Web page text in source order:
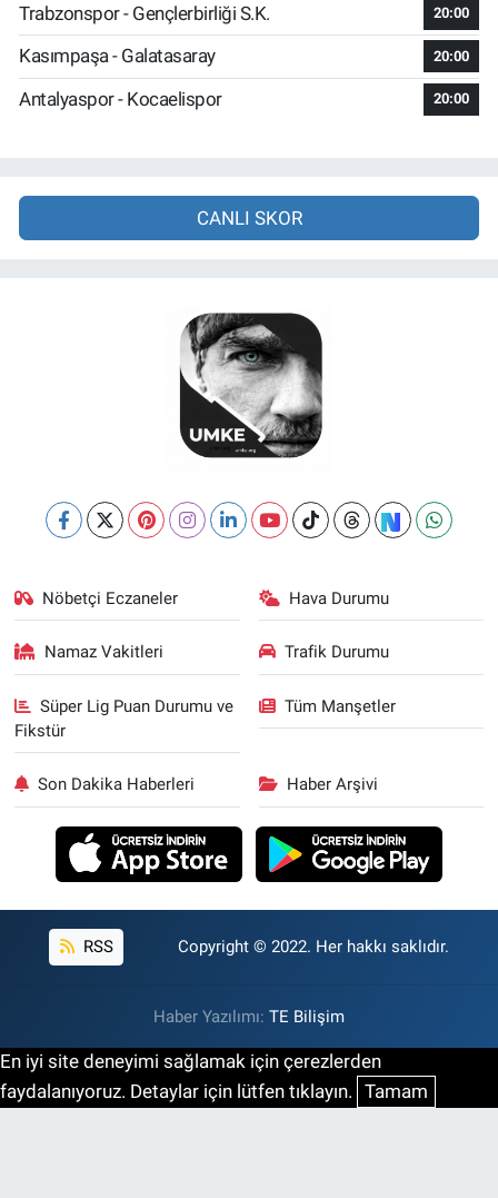
Trabzonspor - Gençlerbirliği S.K. 20:00
Kasımpaşa - Galatasaray 20:00
Antalyaspor - Kocaelispor 20:00
CANLI SKOR
Nöbetçi Eczaneler Hava Durumu
Namaz Vakitleri Trafik Durumu
Süper Lig Puan Durumu ve
Fikstür
Tüm Manşetler
Son Dakika Haberleri Haber Arşivi
RSS Copyright © 2022. Her hakkı saklıdır.
Haber Yazılımı: TE Bilişim
En iyi site deneyimi sağlamak için çerezlerden
faydalanıyoruz. Detaylar için lütfen tıklayın. Tamam